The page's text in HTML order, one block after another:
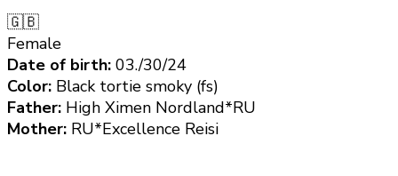
🇬🇧
Female
Date of birth: 03./30/24
Color: Black tortie smoky (fs)
Father: High Ximen Nordland*RU
Mother: RU*Excellence Reisi